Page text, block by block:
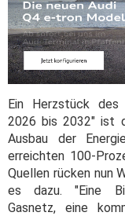
Ein Herzstück
2026 bis 2032" ist
Ausbau der
erreichten 100-
Quellen rücken nun
es dazu. "Eine
Gasnetz, eine